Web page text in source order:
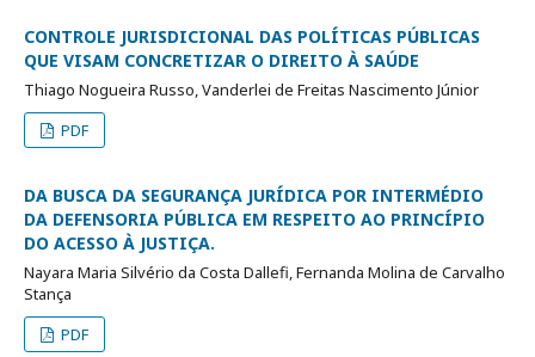
CONTROLE JURISDICIONAL DAS POLÍTICAS PÚBLICAS
QUE VISAM CONCRETIZAR O DIREITO À SAÚDE
Thiago Nogueira Russo, Vanderlei de Freitas Nascimento Júnior
PDF
DA BUSCA DA SEGURANÇA JURÍDICA POR INTERMÉDIO
DA DEFENSORIA PÚBLICA EM RESPEITO AO PRINCÍPIO
DO ACESSO À JUSTIÇA.
Nayara Maria Silvério da Costa Dallefi, Fernanda Molina de Carvalho
Stança
PDF